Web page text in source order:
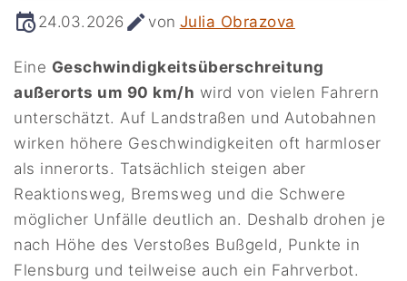
24.03.2026 von Julia Obrazova
Eine Geschwindigkeitsüberschreitung
außerorts um 90 km/h wird von vielen Fahrern
unterschätzt. Auf Landstraßen und Autobahnen
wirken höhere Geschwindigkeiten oft harmloser
als innerorts. Tatsächlich steigen aber
Reaktionsweg, Bremsweg und die Schwere
möglicher Unfälle deutlich an. Deshalb drohen je
nach Höhe des Verstoßes Bußgeld, Punkte in
Flensburg und teilweise auch ein Fahrverbot.